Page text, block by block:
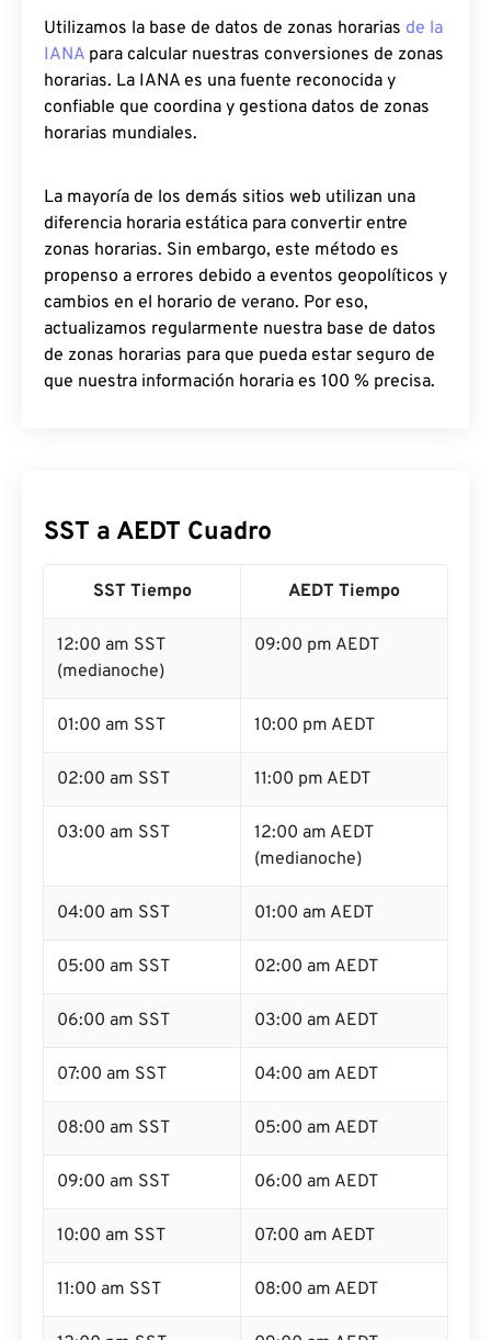
Utilizamos la base de datos de zonas horarias de la
IANA para calcular nuestras conversiones de zonas
horarias. La IANA es una fuente reconocida y
confiable que coordina y gestiona datos de zonas
horarias mundiales.
La mayoría de los demás sitios web utilizan una
diferencia horaria estática para convertir entre
zonas horarias. Sin embargo, este método es
propenso a errores debido a eventos geopolíticos y
cambios en el horario de verano. Por eso,
actualizamos regularmente nuestra base de datos
de zonas horarias para que pueda estar seguro de
que nuestra información horaria es 100 % precisa.
SST a AEDT Cuadro
SST Tiempo AEDT Tiempo
12:00 am SST
(medianoche)
09:00 pm AEDT
01:00 am SST 10:00 pm AEDT
02:00 am SST 11:00 pm AEDT
03:00 am SST
12:00 am AEDT
(medianoche)
04:00 am SST 01:00 am AEDT
05:00 am SST 02:00 am AEDT
06:00 am SST 03:00 am AEDT
07:00 am SST 04:00 am AEDT
08:00 am SST 05:00 am AEDT
09:00 am SST 06:00 am AEDT
10:00 am SST 07:00 am AEDT
11:00 am SST 08:00 am AEDT